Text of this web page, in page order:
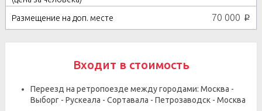
70 000 p
Входит в стоимость
Переезд на ретропоезде между городами: Москва -
Выборг - Рускеала - Сортавала - Петрозаводск - Москва